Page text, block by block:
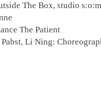
The Box, studio
The Patient
Pabst, Li Ning: